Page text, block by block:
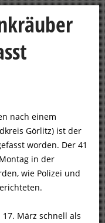
nach einem
Görlitz) ist der
worden. Der 41
in der
wie Polizei und
März schnell als